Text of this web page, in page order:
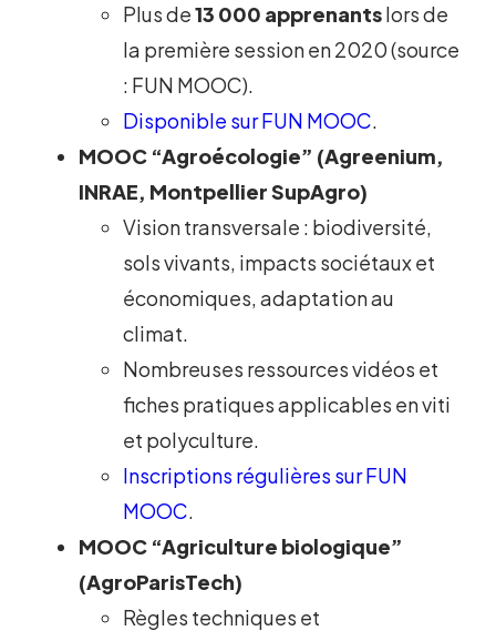
Plus de13 000 apprenantslors de
la première session en 2020 (source
: FUN MOOC).
Disponible sur FUN MOOC.
MOOC “Agroécologie” (Agreenium,
INRAE, Montpellier SupAgro)
Vision transversale : biodiversité,
sols vivants, impacts sociétaux et
économiques, adaptation au
climat.
Nombreuses ressources vidéos et
fiches pratiques applicables en viti
et polyculture.
Inscriptions régulières sur FUN
MOOC.
MOOC “Agriculture biologique”
(AgroParisTech)
Règles techniques et